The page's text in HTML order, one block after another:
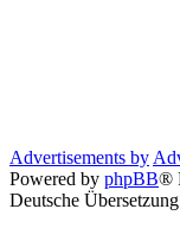
Advertisements by
Powered by phpBB®
Deutsche